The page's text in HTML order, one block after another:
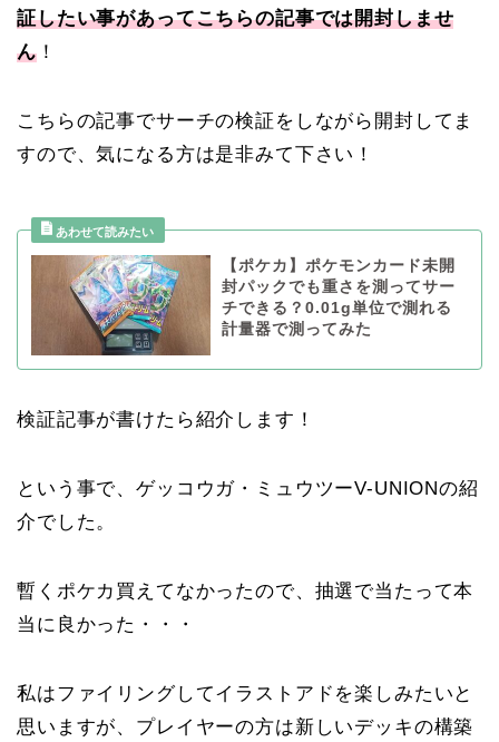
証したい事があってこちらの記事では開封しませ
ん！
こちらの記事でサーチの検証をしながら開封してま
すので、気になる方は是非みて下さい！
【ポケカ】ポケモンカード未開
封パックでも重さを測ってサー
チできる？0.01g単位で測れる
計量器で測ってみた
検証記事が書けたら紹介します！
という事で、ゲッコウガ・ミュウツーV-UNIONの紹
介でした。
暫くポケカ買えてなかったので、抽選で当たって本
当に良かった・・・
私はファイリングしてイラストアドを楽しみたいと
思いますが、プレイヤーの方は新しいデッキの構築